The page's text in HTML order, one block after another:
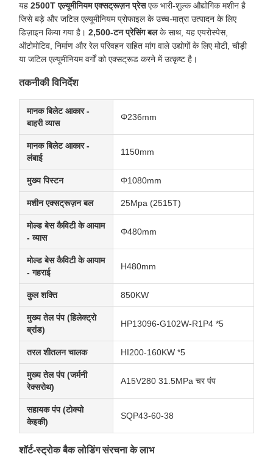
यह 2500T एल्यूमीनियम एक्सट्रूज़न प्रेसएक भारी-शुल्क औद्योगिक मशीन है
जिसे बड़े और जटिल एल्यूमीनियम प्रोफाइल के उच्च-मात्रा उत्पादन के लिए
डिज़ाइन किया गया है। 2,500-टन प्रेसिंग बलके साथ, यह एयरोस्पेस,
ऑटोमोटिव, निर्माण और रेल परिवहन सहित मांग वाले उद्योगों के लिए मोटी, चौड़ी
या जटिल एल्यूमीनियम वर्गों को एक्सट्रूड करने में उत्कृष्ट है।
तकनीकी विनिर्देश
मानक बिलेट आकार -
बाहरी व्यास
Φ236mm
मानक बिलेट आकार -
लंबाई
1150mm
मुख्य पिस्टन Φ1080mm
मशीन एक्सट्रूज़न बल 25Mpa (2515T)
मोल्ड बेस कैविटी के आयाम
- व्यास
Φ480mm
मोल्ड बेस कैविटी के आयाम
- गहराई
H480mm
कुल शक्ति 850KW
मुख्य तेल पंप (हिलेक्ट्रो
ब्रांड)
HP13096-G102W-R1P4 *5
तरल शीतलन चालक HI200-160KW *5
मुख्य तेल पंप (जर्मनी
रेक्सरोथ)
A15V280 31.5MPa चर पंप
सहायक पंप (टोक्यो
केइकी)
SQP43-60-38
शॉर्ट-स्ट्रोक बैक लोडिंग संरचना के लाभ